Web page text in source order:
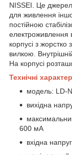
NISSEI. Це
для живлення
постійною
електроживлення
корпусі з
вилкою.
На корпусі
Технічні
модель: LD-
вихідна
600 мА
вхідна